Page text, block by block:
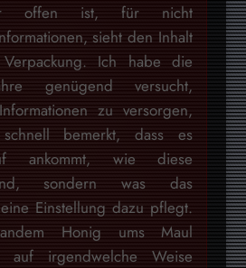
offen ist, für nicht
sieht den Inhalt
Ich habe die
genügend versucht,
zu versorgen,
bemerkt, dass es
ankommt, wie diese
sondern was das
Einstellung dazu pflegt.
Honig ums Maul
auf irgendwelche Weise